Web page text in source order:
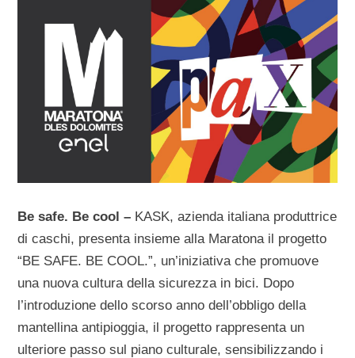
Be safe. Be cool – KASK, azienda italiana produttrice
di caschi, presenta insieme alla Maratona il progetto
“BE SAFE. BE COOL.”, un’iniziativa che promuove
una nuova cultura della sicurezza in bici. Dopo
l’introduzione dello scorso anno dell’obbligo della
mantellina antipioggia, il progetto rappresenta un
ulteriore passo sul piano culturale, sensibilizzando i